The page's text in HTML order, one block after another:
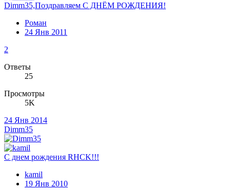
Dimm35,Поздравляем С ДНЁМ РОЖДЕНИЯ!
Роман
24 Янв 2011
2
Ответы
25
Просмотры
5K
24 Янв 2014
Dimm35
С днем рождения RHCK!!!
kamil
19 Янв 2010